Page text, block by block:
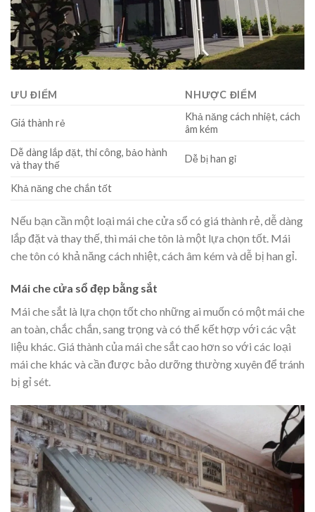
ƯU ĐIỂM NHƯỢC ĐIỂM
Giá thành rẻ
Khả năng cách nhiệt, cách
âm kém
Dễ dàng lắp đặt, thi công, bảo hành
và thay thế
Dễ bị han gỉ
Khả năng che chắn tốt
Nếu bạn cần một loại mái che cửa sổ có giá thành rẻ, dễ dàng
lắp đặt và thay thế, thì mái che tôn là một lựa chọn tốt. Mái
che tôn có khả năng cách nhiệt, cách âm kém và dễ bị han gỉ.
Mái che cửa sổ đẹp bằng sắt
Mái che sắt là lựa chọn tốt cho những ai muốn có một mái che
an toàn, chắc chắn, sang trọng và có thể kết hợp với các vật
liệu khác. Giá thành của mái che sắt cao hơn so với các loại
mái che khác và cần được bảo dưỡng thường xuyên để tránh
bị gỉ sét.